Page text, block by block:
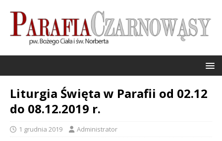
Liturgia Święta w Parafii od 02.12
do 08.12.2019 r.
1 grudnia 2019 Administrator